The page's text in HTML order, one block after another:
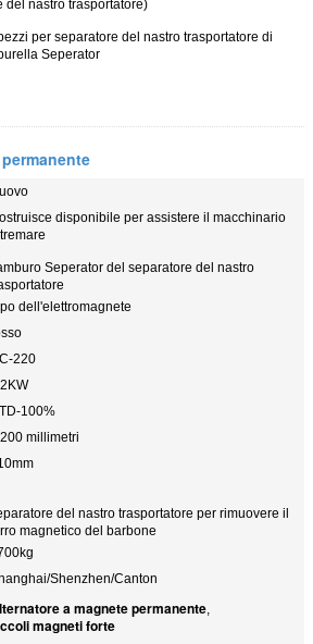
del nastro trasportatore)
per separatore del nastro trasportatore di
Seperator
disponibile per assistere il macchinario
Seperator del separatore del nastro
dell'elettromagnete
220
100%
millimetri
del nastro trasportatore per rimuovere il
magnetico del barbone
Shenzhen/Canton
a magnete permanente,
magneti forte